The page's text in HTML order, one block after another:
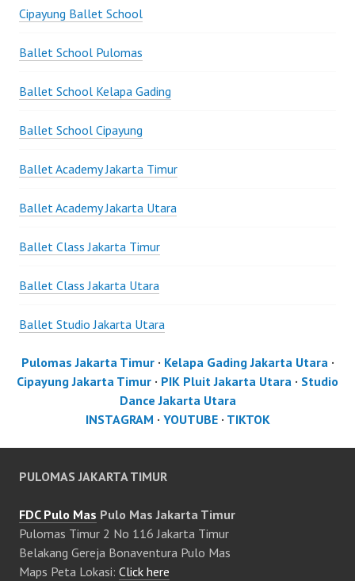
Cipayung Ballet School
Ballet School Pulomas
Ballet School Kelapa Gading
Ballet School Cipayung
Ballet Academy Jakarta Timur
Ballet Academy Jakarta Utara
Ballet Class Jakarta Timur
Ballet Class Jakarta Utara
Ballet Studio Jakarta Utara
Pulomas Jakarta Timur· Kelapa Gading Jakarta Utara ·
Cipayung Jakarta Timur · PIK Pluit Jakarta Utara · Studio
Dance Jakarta Utara
INSTAGRAM · YOUTUBE· TIKTOK
PULOMAS JAKARTA TIMUR
FDC Pulo Mas Pulo Mas Jakarta Timur
Pulomas Timur 2 No 116 Jakarta Timur
Belakang Gereja Bonaventura Pulo Mas
Maps Peta Lokasi: Click here